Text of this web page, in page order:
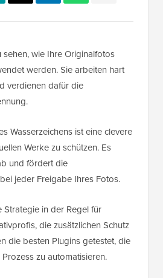
sehen, wie Ihre Originalfotos
werden. Sie arbeiten hart
verdienen dafür die
Wasserzeichens ist eine clevere
Werke zu schützen. Es
und fördert die
jeder Freigabe Ihres Fotos.
Strategie in der Regel für
die zusätzlichen Schutz
die besten Plugins getestet, die
zu automatisieren.